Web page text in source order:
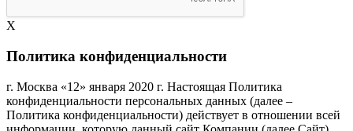
X
Политика конфиденциальности
г. Москва «12» января 2020 г. Настоящая Политика конфиденциальности персональных данных (далее – Политика конфиденциальности) действует в отношении всей информации, которую данный сайт Компании (далее Сайт), может получить о Пользователе Сайта во время использования им Сайта. 1. ОПРЕДЕЛЕНИЕ ТЕРМИНОВ 1.1. В настоящей Политике конфиденциальности используются следующие термины: 1.1.1. «Администрация Сайта» – уполномоченные сотрудники на управление Сайтом, действующие от имени Компании, которые организуют и (или) осуществляют обработку Персональных данных, а также определяют цели обработки Персональных данных, состав Персональных данных, подлежащих обработке, действия (операции), совершаемые с Персональными данными. 1.1.2. «Персональные данные» – любая информация, относящаяся к прямо или косвенно определенному или определяемому физическому лицу (субъекту Персональных данных). 1.1.3. «Обработка персональных данных» – любое действие (операция) или совокупность действий (операций), совершаемых с использованием средств автоматизации или без использования таких средств с Персональными данными, включая сбор, запись, систематизацию, накопление, хранение, уточнение (обновление, изменение), извлечение, использование, передачу (распространение, предоставление, доступ), обезличивание, блокирование, удаление, уничтожение Персональных данных. 1.1.4. «Конфиденциальность персональных данных» – обязательное для соблюдения Оператором или иным получившим доступ к Персональным данным лицом требование не допускать их распространения без согласия субъекта Персональных данных или наличия иного законного основания. 1.1.5. «Пользователь Сайта (далее – Пользователь)» – лицо, имеющее доступ к Сайту, посредством сети Интернет и использующее Сайт. 1.1.6. Cookies – небольшой фрагмент данных, отправленный веб-сервером и хранимый на компьютере пользователя, который веб-клиент или веб-браузер каждый раз пересылает веб-серверу в HTTP-запросе при попытке открыть страницу соответствующего сайта. 1.1.7. «IP-адрес» – уникальный сетевой адрес узла в компьютерной сети, построенной по протоколу IP. 2. ОБЩИЕ ПОЛОЖЕНИЯ 2.1. Использование Пользователем Сайта означает согласие с настоящей Политикой конфиденциальности и условиями обработки Персональных данных Пользователя. 2.2. В случае несогласия с условиями Политики конфиденциальности Пользователь должен прекратить использование Сайта. 2.3. Настоящая Политика конфиденциальности применяется только к данному Сайту. Компания не контролирует и не несет ответственность за сайты третьих лиц, на которые Пользователь может перейти по ссылкам, доступным на Сайте. 2.4. Администрация Сайта не проверяет достоверность Персональных данных, предоставляемых Пользователем Сайта. 3. ПРЕДМЕТ ПОЛИТИКИ КОНФИДЕНЦИАЛЬНОСТИ 3.1. Настоящая Политика конфиденциальности устанавливает обязательства Администрации Сайта по неразглашению и обеспечению режима защиты конфиденциальности Персональных данных, которые Пользователь предоставляет по запросу Администрации Сайта при регистрации на Сайте или при оформлении заявки для приобретения услуги. 3.2. Персональные данные, разрешённые к обработке в рамках настоящей Политики конфиденциальности, предоставляются Пользователем путём заполнения формы заявки или обратной связи и включают в себя следующую информацию: 3.2.1. имя Пользователя; 3.2.2. контактный телефон Пользователя. 3.3. Сайт защищает данные, которые автоматически передаются в процессе просмотра рекламных блоков и при посещении страниц, на которых установлен статистический скрипт системы ("пиксель"): IP адрес; информация из cookies; информация о браузере (или иной программе, которая осуществляет доступ к показу рекламы); время доступа; адрес страницы, на которой расположен рекламный блок; реферер (адрес предыдущей страницы). 3.3.1. Отключение cookies может повлечь невозможность доступа к частям Сайта, требующим авторизации. 3.3.2. Сайт осуществляет сбор статистики об IP-адресах своих посетителей. Данная информация используется с целью выявления и решения технических проблем. 3.4. Любая иная персональная информация, не оговоренная выше (используемые браузеры и операционные системы и т.д.), подлежит надежному хранению и нераспространению, за исключением случаев, предусмотренных в п.п. 5.2. и 5.3. настоящей Политики конфиденциальности. 4. ЦЕЛИ СБОРА ПЕРСОНАЛЬНОЙ ИНФОРМАЦИИ ПОЛЬЗОВАТЕЛЯ 4.1. Персональные данные Пользователя Администрация Сайта может использовать в целях: 4.1.1. Идентификации Пользователя, зарегистрированного на Сайте для оформления заявки на услугу. 4.1.2. Предоставления Пользователю доступа к персонализированным ресурсам Сайта. 4.1.3. Установления с Пользователем обратной связи, включая направление уведомлений, запросов, касающихся использования Сайта, оказания услуг, обработки запросов и заявок от Пользователя. 4.1.4. Определения места нахождения Пользователя для обеспечения безопасности, предотвращения мошенничества. 4.1.5. Подтверждения достоверности Персональных данных, предоставленных Пользователем. 4.1.6. Создания учетной записи для оформления услуг, если Пользователь дал согласие на создание учетной записи. 4.1.7. Уведомления Пользователя Сайта о состоянии заявки. 4.1.8. Предоставления Пользователю эффективной клиентской и технической поддержки при возникновении проблем, связанных с использованием Сайта. 4.1.9. Предоставления Пользователю с его согласия специальных предложений, информации о ценах, новостной рассылки и иных сведений от имени Компании или от имени партнеров Компании. 4.1.10. Осуществления рекламной деятельности с согласия Пользователя. 4.1.11. Предоставления доступа Пользователю на сайты или сервисы партнеров Компании с целью получения продуктов и услуг. 5. СПОСОБЫ И СРОКИ ОБРАБОТКИ ПЕРСОНАЛЬНОЙИНФОРМАЦИИ 5.1. Обработка персональных данных Пользователя осуществляется без ограничения срока, любым законным способом, в том числе в информационных системах персональных данных с использованием средств автоматизации или без использования таких средств. 5.2. Пользователь соглашается с тем, что Администрация Сайта вправе передавать Персональные данные третьим лицам, в частности, сотрудникам Компании, исключительно в целях выполнения заявки Пользователя, оформленной на Сайте. 5.3. Персональные данные Пользователя могут быть переданы уполномоченным органам государственной власти Российской Федерации только по основаниям и в порядке, установленным законодательством Российской Федерации. 5.4. При утрате или разглашении Персональных данных Администрация Сайта информирует Пользователя об утрате или разглашении Персональных данных. 5.5. Администрация Сайта принимает необходимые организационные и технические меры для защиты персональной информации Пользователя от неправомерного или случайного доступа, уничтожения, изменения, блокирования, копирования, распространения, а также от иных неправомерных действий третьих лиц. 5.6. Администрация сайта совместно с Пользователем принимает все необходимые меры по предотвращению убытков или иных отрицательных последствий, вызванных утратой или разглашением Персональных данных Пользователя. 6. ОБЯЗАТЕЛЬСТВА СТОРОН 6.1. Пользователь обязан: 6.1.1. Предоставить информацию о Персональных данных, необходимую для пользования Сайтом. 6.1.2. Обновить, дополнить предоставленную информацию о Персональных данных в случае изменения данной информации. 6.2. Администрация сайта обязана: 6.2.1. Использовать полученную информацию исключительно для целей, указанных в п. 4 настоящей Политики конфиденциальности. 6.2.2. Обеспечить хранение конфиденциальной информации в тайне, не разглашать без предварительного письменного разрешения Пользователя, а также не осуществлять продажу, обмен, опубликование, либо разглашение иными возможными способами переданных персональных данных Пользователя, за исключением п.п. 5.2. и 5.3. настоящей Политики Конфиденциальности. 6.2.3. Принимать меры предосторожности для защиты конфиденциальности персональных данных Пользователя согласно порядку, обычно используемого для защиты такого рода информации в существующем деловом обороте. 6.2.4. Осуществить блокирование Персональных данных, относящихся к соответствующему Пользователю, с момента обращения или запроса Пользователя или его законного представителя либо уполномоченного органа по защите прав субъектов персональных данных на период проверки, в случае выявления недостоверных Персональных данных или неправомерных действий. 7. ОТВЕТСТВЕННОСТЬ СТОРОН 7.1. Администрация Сайта, не исполнившая свои обязательства, несёт ответственность за убытки, понесённые Пользователем в связи с неправомерным использованием Персональных данных, в соответствии с законодательством Российской Федерации, за исключением случаев, предусмотренных п.п. 5.2., 5.3. и 7.2. настоящей Политики Конфиденциальности. 7.2. В случае утраты или разглашения Конфиденциальной информации Администрация Сайта не несёт ответственности, если данная Конфиденциальная информация: 7.2.1. стала публичным достоянием до её утраты или разглашения; 7.2.2. была получена от третьей стороны до момента её получения Администрацией Сайта; 7.2.3. была разглашена с согласия Пользователя. 8. РАЗРЕШЕНИЕ СПОРОВ 8.1. До обращения в суд с иском по спорам, возникающим из отношений между Пользователем и Администрацией Сайта, обязательным является предъявление претензии (письменного предложения о добровольном урегулировании спора). 8.2 .Получатель претензии в течение 30 календарных дней со дня получения претензии, письменно уведомляет заявителя претензии о результатах рассмотрения претензии. 8.3. При не достижении соглашения спор будет передан на рассмотрение в судебный орган в соответствии с действующим законодательством Российской Федерации. 8.4. К настоящей Политике конфиденциальности и отношениям между Пользователем и Администрацией Сайта применяется действующее законодат